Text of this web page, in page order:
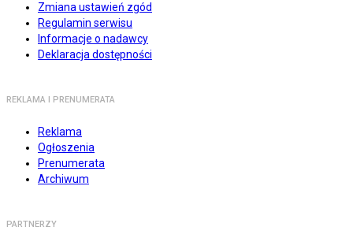
Zmiana ustawień zgód
Regulamin serwisu
Informacje o nadawcy
Deklaracja dostępności
REKLAMA I PRENUMERATA
Reklama
Ogłoszenia
Prenumerata
Archiwum
PARTNERZY